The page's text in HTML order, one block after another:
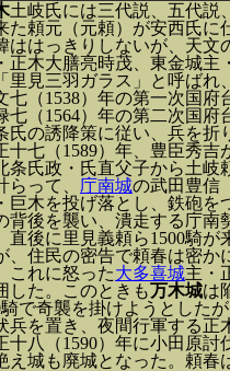
土岐氏には三代説、五代説
た頼元（元頼）が安西氏
ははっきりしないが、天文
正木大膳亮時茂、東金城主
里見三羽ガラス」と呼ばれ
七（1538）年の第一次国
七（1564）年の第二次国
氏の誘降策に従い、兵を折
十七（1589）年、豊臣秀吉
条氏政・氏直父子から土岐
らって、 庁南城の武田豊信
巨木を投げ落とし、鉄砲を
背後を襲い、潰走する庁南
直後に里見義頼ら1500騎
、住民の密告で頼春は密か
これに怒った大多喜城主・
した。このときも万木城は
騎で奇襲を掛けようとした
兵を置き、夜間行軍する正
十八（1590）年に小田原
え城も廃城となった。頼春